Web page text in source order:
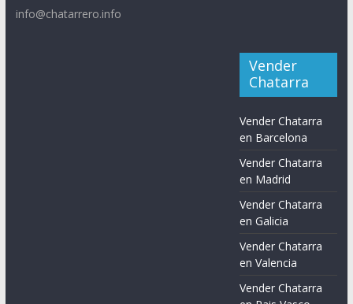
info@chatarrero.info
Vender
Chatarra
Vender Chatarra
en Barcelona
Vender Chatarra
en Madrid
Vender Chatarra
en Galicia
Vender Chatarra
en Valencia
Vender Chatarra